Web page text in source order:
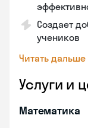
Создает
учеников
Читать дальше
Услуги и
Математика